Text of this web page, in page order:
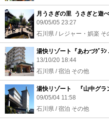
月うさぎの里 うさぎと遊
09/05/05 23:27
石川県 / レジャー・娯楽 そ
湯快リゾート『あわづｸﾞﾗﾝ
13/10/20 18:44
石川県 / 宿泊 その他
湯快リゾート 『山中グラ
09/05/04 11:58
石川県 / 宿泊 その他